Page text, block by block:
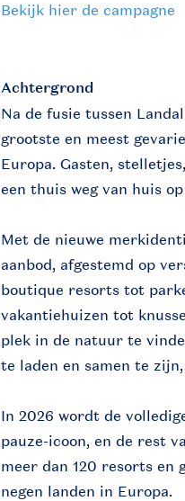
Bekijk hier de campagne
Achtergrond
Na de fusie tussen
grootste en meest
Europa. Gasten,
een thuis weg van huis
Met de nieuwe
aanbod, afgestemd op
boutique resorts tot
vakantiehuizen tot
plek in de natuur te
te laden en samen te
In 2026 wordt de
pauze-icoon, en de rest
meer dan 120 resorts en
negen landen in Europa.